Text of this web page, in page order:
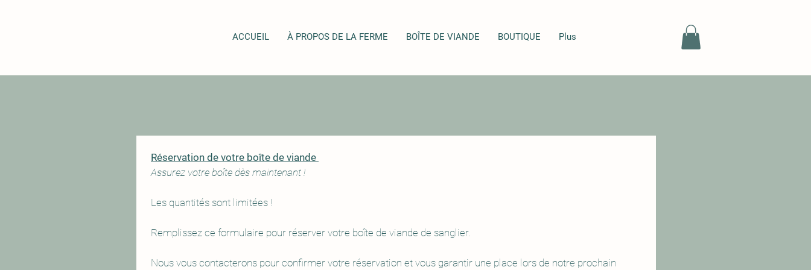
ACCUEIL À PROPOS DE LA FERME BOÎTE DE VIANDE BOUTIQUE Plus
Assurez votre boîte dès maintenant !
Les quantités sont limitées !
Remplissez ce formulaire pour réserver votre boîte de viande de sanglier.
Nous vous contacterons pour confirmer votre réservation et vous garantir une place lors de notre prochain